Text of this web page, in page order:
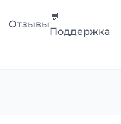
Отзывы
💬
Поддержка